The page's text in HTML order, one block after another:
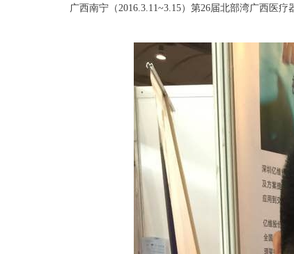
广西南宁（2016.3.11~3.15）第26届北部湾广西医疗